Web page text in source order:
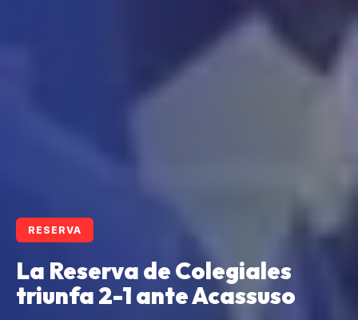
RESERVA
La Reserva de Colegiales
triunfa 2-1 ante Acassuso